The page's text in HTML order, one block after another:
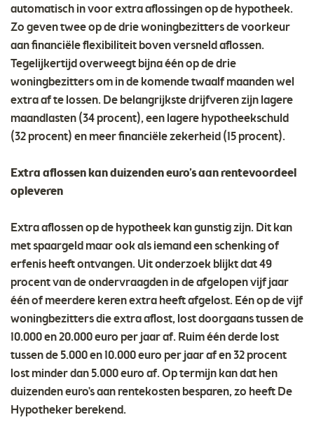
automatisch in voor extra aflossingen op de hypotheek.
Zo geven twee op de drie woningbezitters de voorkeur
aan financiële flexibiliteit boven versneld aflossen.
Tegelijkertijd overweegt bijna één op de drie
woningbezitters om in de komende twaalf maanden wel
extra af te lossen. De belangrijkste drijfveren zijn lagere
maandlasten (34 procent), een lagere hypotheekschuld
(32 procent) en meer financiële zekerheid (15 procent).
Extra aflossen kan duizenden euro’s aan rentevoordeel
opleveren
Extra aflossen op de hypotheek kan gunstig zijn. Dit kan
met spaargeld maar ook als iemand een schenking of
erfenis heeft ontvangen. Uit onderzoek blijkt dat 49
procent van de ondervraagden in de afgelopen vijf jaar
één of meerdere keren extra heeft afgelost. Eén op de vijf
woningbezitters die extra aflost, lost doorgaans tussen de
10.000 en 20.000 euro per jaar af. Ruim één derde lost
tussen de 5.000 en 10.000 euro per jaar af en 32 procent
lost minder dan 5.000 euro af. Op termijn kan dat hen
duizenden euro's aan rentekosten besparen, zo heeft De
Hypotheker berekend.